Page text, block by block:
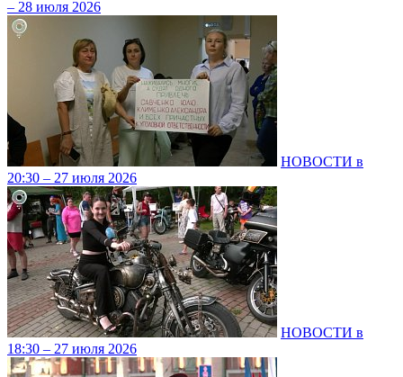
– 28 июля 2026
НОВОСТИ в
20:30 – 27 июля 2026
НОВОСТИ в
18:30 – 27 июля 2026